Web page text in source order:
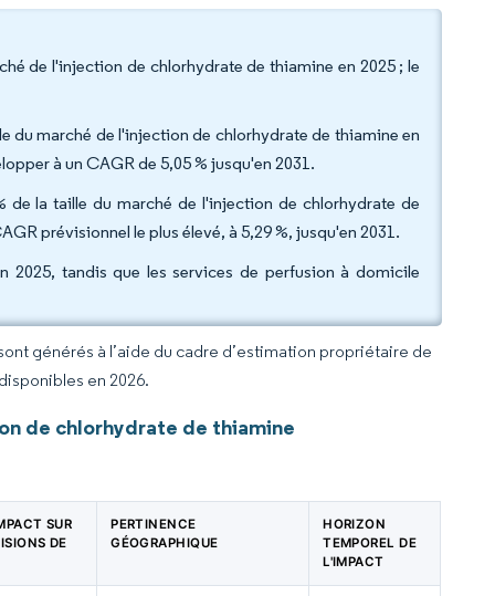
de l'injection de chlorhydrate de thiamine en 2025 ; le
du marché de l'injection de chlorhydrate de thiamine en
à un CAGR de 5,05 % jusqu'en 2031.
de la taille du marché de l'injection de chlorhydrate de
prévisionnel le plus élevé, à 5,29 %, jusqu'en 2031.
2025, tandis que les services de perfusion à domicile
générés à l’aide du cadre d’estimation propriétaire de
en 2026.
de chlorhydrate de thiamine
SUR
DE
PERTINENCE
GÉOGRAPHIQUE
HORIZON
TEMPOREL DE
L'IMPACT